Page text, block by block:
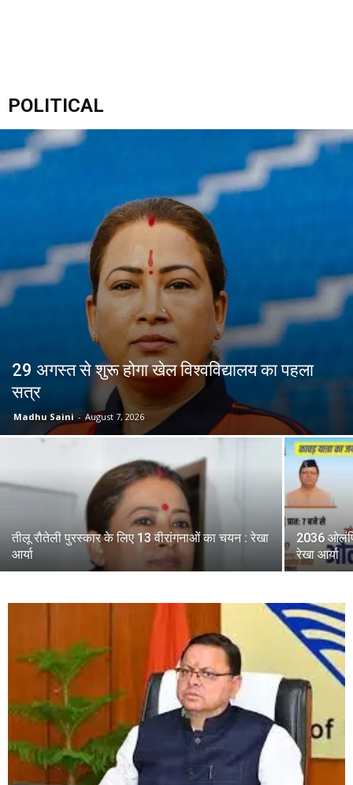
POLITICAL
29 अगस्त से शुरू होगा खेल विश्वविद्यालय का पहला
सत्र
Madhu Saini - August 7, 2026
तीलू रौतेली पुरस्कार के लिए 13 वीरांगनाओं का चयन : रेखा
आर्या
2036
रेखा आर्या